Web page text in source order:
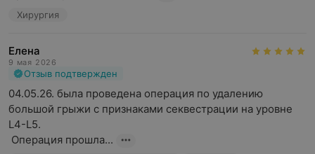
Хирургия
Елена
9 мая 2026
Отзыв подтвержден
04.05.26. была проведена операция по удалению
большой грыжи с признаками секвестрации на уровне
L4-L5.
Операция прошла...